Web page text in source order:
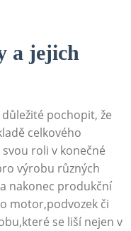
a jejich
pochopit, že
celkového
roli v konečné
⁢výrobu různých
nakonec produkční
motor,podvozek či
se liší nejen v